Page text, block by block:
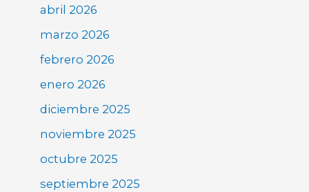
abril 2026
marzo 2026
febrero 2026
enero 2026
diciembre 2025
noviembre 2025
octubre 2025
septiembre 2025